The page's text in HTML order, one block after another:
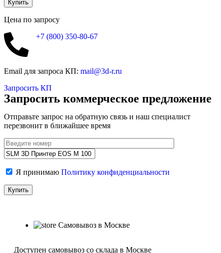
Цена по запросу
+7 (800) 350-80-67
Email для запроса КП: mail@3d-r.ru
Запросить КП
Запросить коммерческое предложение
Отправьте запрос на обратную связь и наш специалист
перезвонит в ближайшее время
Я принимаю Политику конфиденциальности
Самовывоз в Москве
Доступен самовывоз со склада в Москве